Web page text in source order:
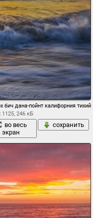
бич дана-пойнт калифорния
1125, 246 кБ
во весь
экран
сохранить